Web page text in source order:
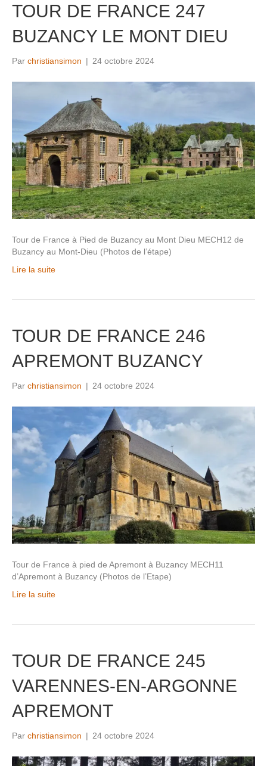
TOUR DE FRANCE 247
BUZANCY LE MONT DIEU
Par christiansimon | 24 octobre 2024
Tour de France à Pied de Buzancy au Mont Dieu MECH12 de
Buzancy au Mont-Dieu (Photos de l’étape)
Lire la suite
TOUR DE FRANCE 246
APREMONT BUZANCY
Par christiansimon | 24 octobre 2024
Tour de France à pied de Apremont à Buzancy MECH11
d’Apremont à Buzancy (Photos de l’Etape)
Lire la suite
TOUR DE FRANCE 245
VARENNES-EN-ARGONNE
APREMONT
Par christiansimon | 24 octobre 2024